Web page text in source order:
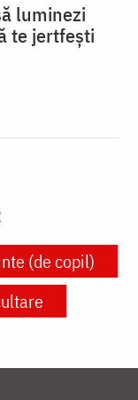
luminezi
te jertfești
(de copil)